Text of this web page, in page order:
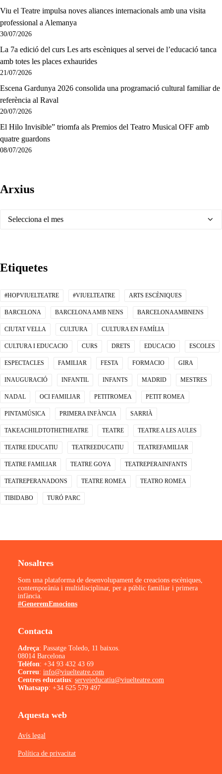
Viu el Teatre impulsa noves aliances internacionals amb una visita
professional a Alemanya
30/07/2026
La 7a edició del curs Les arts escèniques al servei de l’educació tanca
amb totes les places exhaurides
21/07/2026
Escena Gardunya 2026 consolida una programació cultural familiar de
referència al Raval
20/07/2026
El Hilo Invisible” triomfa als Premios del Teatro Musical OFF amb
quatre guardons
08/07/2026
Arxius
Arxius
Etiquetes
#HOPVIUELTEATRE #VIUELTEATRE ARTS ESCÈNIQUES
BARCELONA BARCELONA AMB NENS BARCELONAAMBNENS
CIUTAT VELLA CULTURA CULTURA EN FAMÍLIA
CULTURA I EDUCACIO CURS DRETS EDUCACIO ESCOLES
ESPECTACLES FAMILIAR FESTA FORMACIO GIRA
INAUGURACIÓ INFANTIL INFANTS MADRID MESTRES
NADAL OCI FAMILIAR PETITROMEA PETIT ROMEA
PINTAMÚSICA PRIMERA INFÀNCIA SARRIÀ
TAKEACHILDTOTHETHEATRE TEATRE TEATRE A LES AULES
TEATRE EDUCATIU TEATREEDUCATIU TEATREFAMILIAR
TEATRE FAMILIAR TEATRE GOYA TEATREPERAINFANTS
TEATREPERANADONS TEATRE ROMEA TEATRO ROMEA
TIBIDABO TURÓ PARC
Nosaltres
Som una plataforma de desenvolupament de creacions escèniques,
contemporània i multidisciplinar, per a públic familiar i primera
infància.
#GeneremEmocions
Contacta
Adreça: Passatge Toledo, 11 baixos.
08014 Barcelona
Telèfon: +34 93 432 43 69
Correu: info@viuelteatre.com
Centres educatius: serveieducatiu@viuelteatre.com
Whatsapp: +34 625 579 497
Aquesta web
Avís legal
Política de privacitat